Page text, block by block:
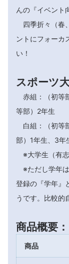
んの『イベント
四季折々（春
ントにフォーカ
い！
スポーツ
赤組：（初等
等部）2年生
白組：（初等
部）1年生、3年
※大学生（有志
※ただし学年
登録の『学年』
うです。比較的
商品概要
商品